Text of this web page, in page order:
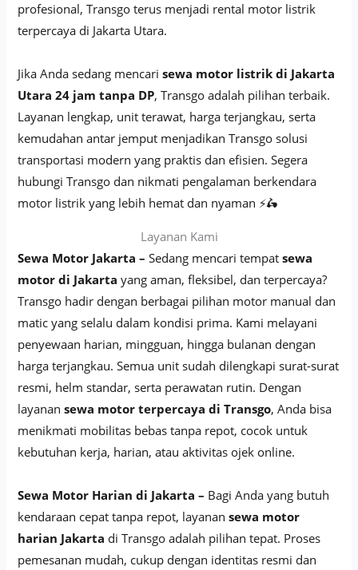
profesional, Transgo terus menjadi rental motor listrik
terpercaya di Jakarta Utara.
Jika Anda sedang mencarisewa motor listrik di Jakarta
Utara 24 jam tanpa DP, Transgo adalah pilihan terbaik.
Layanan lengkap, unit terawat, harga terjangkau, serta
kemudahan antar jemput menjadikan Transgo solusi
transportasi modern yang praktis dan efisien. Segera
hubungi Transgo dan nikmati pengalaman berkendara
motor listrik yang lebih hemat dan nyaman ⚡🛵
Layanan Kami
Sewa Motor Jakarta – Sedang mencari tempatsewa
motor di Jakarta yang aman, fleksibel, dan terpercaya?
Transgo hadir dengan berbagai pilihan motor manual dan
matic yang selalu dalam kondisi prima. Kami melayani
penyewaan harian, mingguan, hingga bulanan dengan
harga terjangkau. Semua unit sudah dilengkapi surat-surat
resmi, helm standar, serta perawatan rutin. Dengan
layanansewa motor terpercaya di Transgo, Anda bisa
menikmati mobilitas bebas tanpa repot, cocok untuk
kebutuhan kerja, harian, atau aktivitas ojek online.
Sewa Motor Harian di Jakarta – Bagi Anda yang butuh
kendaraan cepat tanpa repot, layanansewa motor
harian Jakarta di Transgo adalah pilihan tepat. Proses
pemesanan mudah, cukup dengan identitas resmi dan